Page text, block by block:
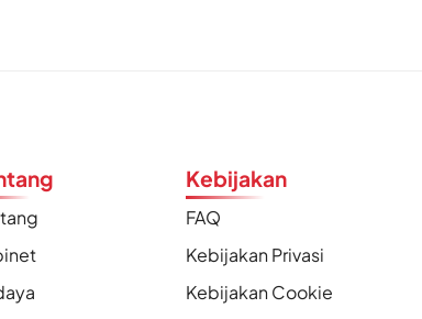
Kebijakan
FAQ
Kebijakan Privasi
Kebijakan Cookie